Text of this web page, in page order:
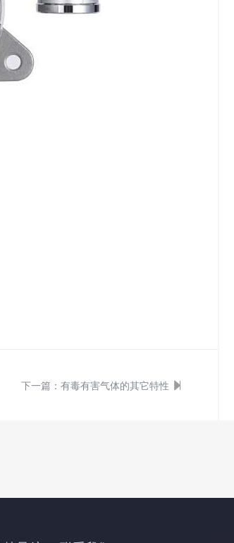
下一篇： 有毒有害气体的其它特性